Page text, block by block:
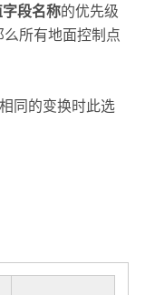
段名称的优先级
么所有地面控制点
同的变换时此选